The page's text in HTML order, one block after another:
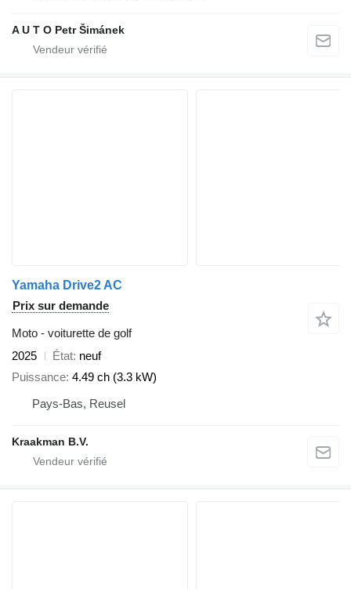
A U T O Petr Šimánek
Yamaha Drive2 AC
Prix sur demande
Moto - voiturette de golf
2025
État neuf
Puissance 4.49 ch (3.3 kW)
Pays-Bas, Reusel
Kraakman B.V.